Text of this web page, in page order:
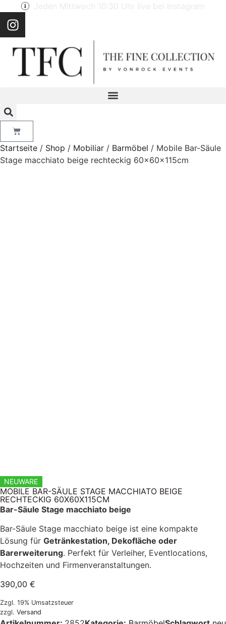
Jeden Mittwoch 10:30 Uhr live bei Instagram
Startseite / Shop / Mobiliar / Barmöbel / Mobile Bar-Säule
Stage macchiato beige rechteckig 60x60x115cm
NEUWARE
MOBILE BAR-SÄULE STAGE MACCHIATO BEIGE
RECHTECKIG 60X60X115CM
Bar-Säule Stage macchiato beige
Bar-Säule Stage macchiato beige ist eine kompakte
Lösung für Getränkestation, Dekofläche oder
Barerweiterung. Perfekt für Verleiher, Eventlocations,
Hochzeiten und Firmenveranstaltungen.
390,00 €
Zzgl. 19% Umsatzsteuer
zzgl. Versand